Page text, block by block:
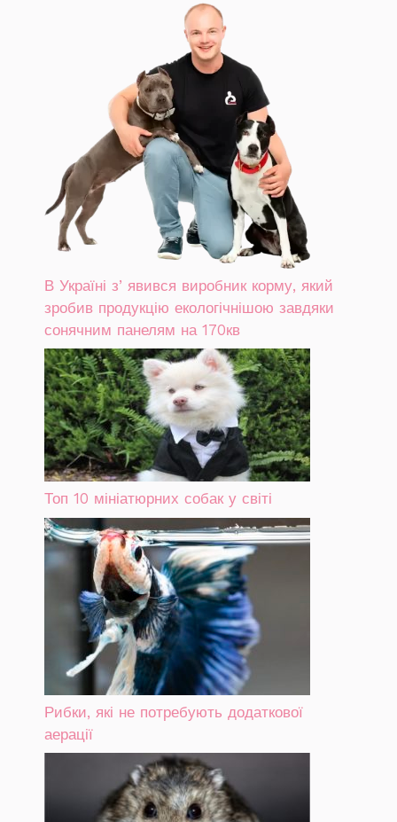
В Україні зʼявився виробник корму, який
зробив продукцію екологічнішою завдяки
сонячним панелям на 170кв
Топ 10 мініатюрних собак у світі
Рибки, які не потребують додаткової
аерації